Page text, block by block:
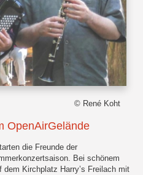
© René Koht
OpenAirGelände
die Freunde der
Bei schönem
Kirchplatz Harry’s Freilach mit